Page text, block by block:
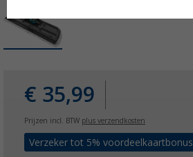
€ 35,99
Prijzen incl. BTW plus verzendkosten
Verzeker tot 5% voordeelkaartbonus